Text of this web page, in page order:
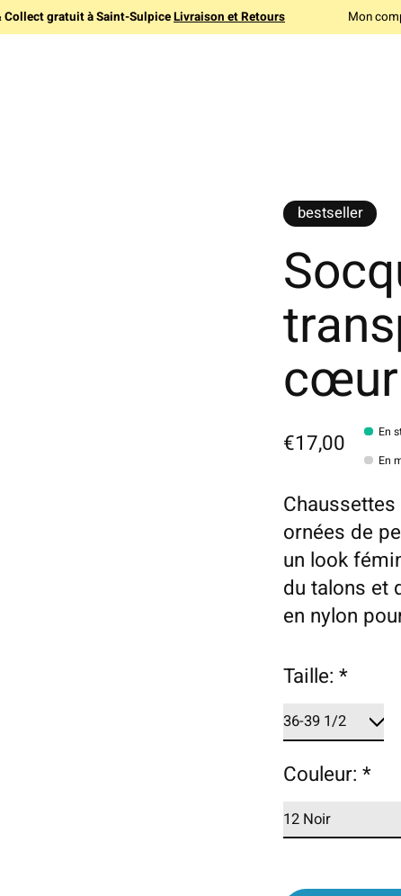
Collect gratuit à Saint-SulpiceLivraison et Retours Mon
bestseller
€17,00
En
En
ornées de
un look
du talons et
en nylon
Taille:*
Couleur:*